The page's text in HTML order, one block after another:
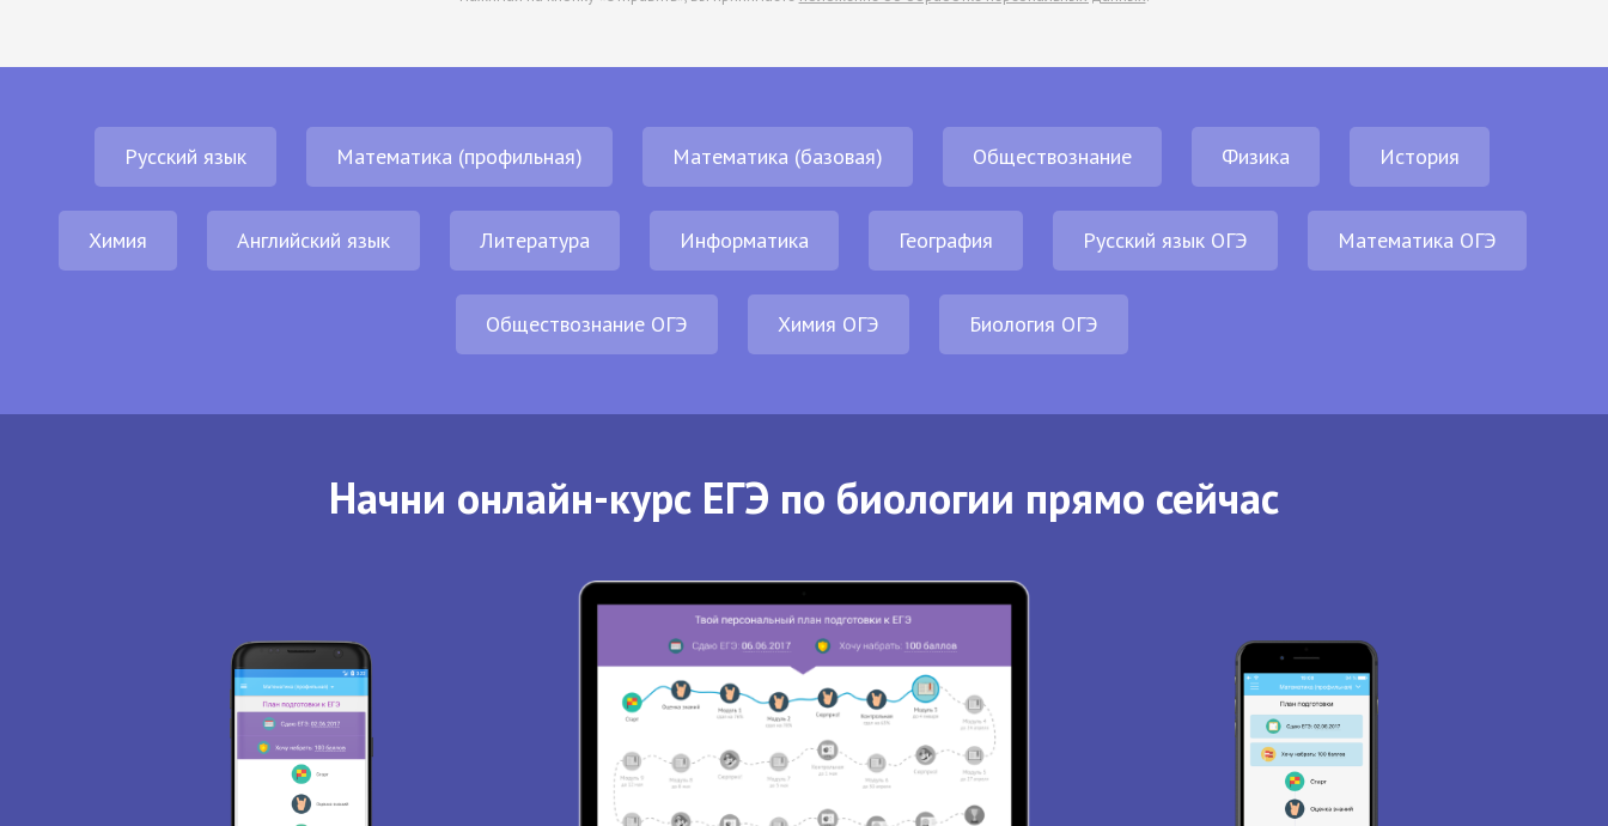
Русский язык Математика (профильная) Математика (базовая) Обществознание Физика История
Химия Английский язык Литература Информатика География Русский язык ОГЭ Математика ОГЭ
Обществознание ОГЭ Химия ОГЭ Биология ОГЭ
Начни онлайн-курс ЕГЭ по биологии прямо сейчас